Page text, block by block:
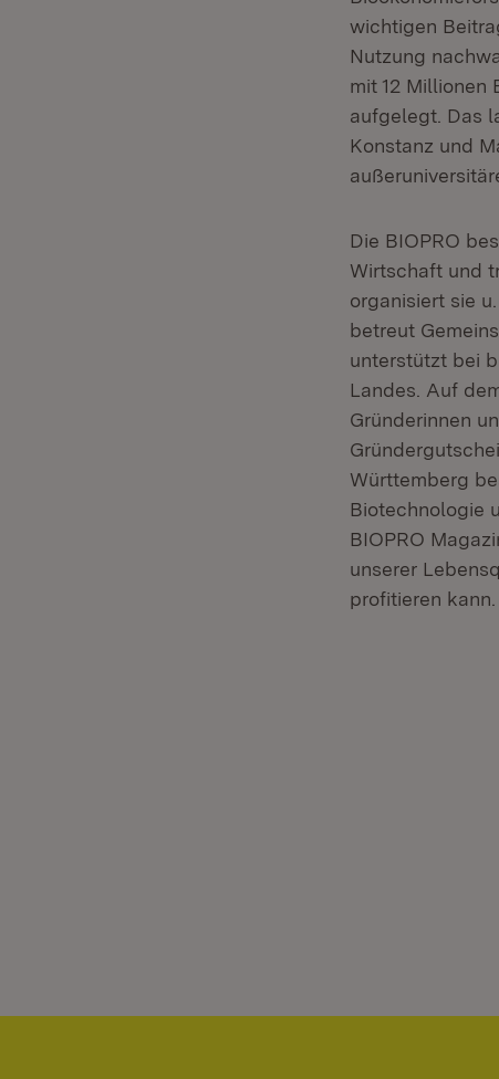
wichtigen
Nutzung
mit 12 Millionen
aufgelegt. Das
Konstanz und
Die BIOPRO
Wirtschaft und
organisiert sie
betreut
unterstützt bei
Landes. Auf
Gründerinnen
Württemberg
Biotechnologie
BIOPRO
unserer
profitieren kann.